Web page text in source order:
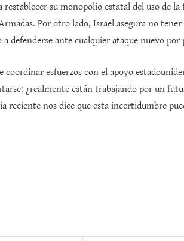
restablecer su monopolio estatal del uso de
Por otro lado, Israel asegura no
defenderse ante cualquier ataque nuevo por
esfuerzos con el apoyo
¿realmente están trabajando por un
reciente nos dice que esta incertidumbre